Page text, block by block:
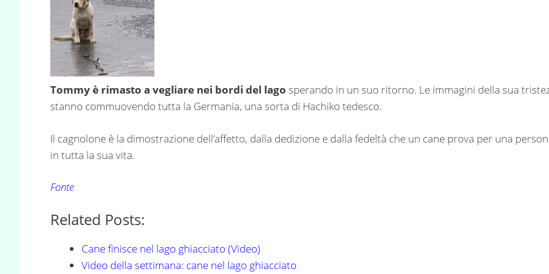
Tommy è rimasto a vegliare nei bordi del lago sperando in un suo ritorno. Le immagini della sua
stanno commuovendo tutta la Germania, una sorta di Hachiko tedesco.
Il cagnolone è la dimostrazione dell’affetto, dalla dedizione e dalla fedeltà che un cane prova per una
in tutta la sua vita.
Fonte
Related Posts:
Cane finisce nel lago ghiacciato (Video)
Video della settimana: cane nel lago ghiacciato